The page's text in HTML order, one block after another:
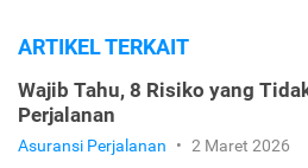
ARTIKEL TERKAIT
Wajib Tahu, 8 Risiko yang
Perjalanan
Asuransi Perjalanan • 2 Maret 2026